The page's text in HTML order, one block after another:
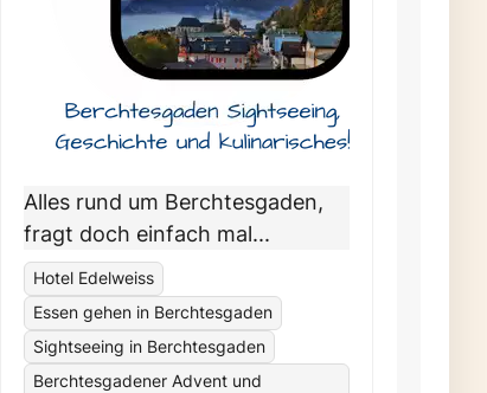
Alles rund um Berchtesgaden,
fragt doch einfach mal...
Hotel Edelweiss
Essen gehen in Berchtesgaden
Sightseeing in Berchtesgaden
Berchtesgadener Advent und